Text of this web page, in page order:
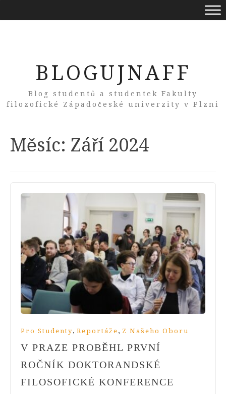
BLOGUJNAFF
Blog studentů a studentek Fakulty
filozofické Západočeské univerzity v Plzni
Měsíc: Září 2024
Pro Studenty, Reportáže , Z Našeho Oboru
V PRAZE PROBĚHL PRVNÍ
ROČNÍK DOKTORANDSKÉ
FILOSOFICKÉ KONFERENCE